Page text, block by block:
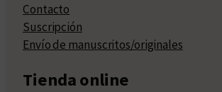
Contacto
Suscripción
Envío de manuscritos/originales
Tienda online